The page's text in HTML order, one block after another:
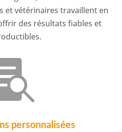
et vétérinaires travaillent en
des résultats fiables et
personnalisées